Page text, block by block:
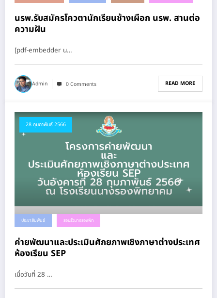
นรพ.รับสมัครโควตานักเรียนช้างเผือก นรพ. สานต่อ
ความฝัน
[pdf-embedder u…
Admin 0 Comments READ MORE
28 กุมภาพันธ์ 2566
ประชาสัมพันธ์ รอบรั้วนางรองพิท
ค่ายพัฒนาและประเมินศักยภาพเชิงภาษาต่างประเทศ
ห้องเรียน SEP
เมื่อวันที่ 28 …